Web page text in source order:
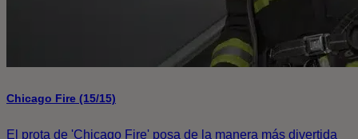
Chicago Fire (15/15)
El prota de 'Chicago Fire' posa de la manera más divertida